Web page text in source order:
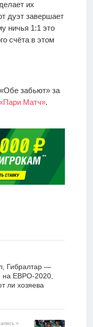
их
дуэт завершает
ничья 1:1 это
счёта в этом
забьют» за
Матч».
Гибралтар —
на ЕВРО-2020,
ли хозяева
»